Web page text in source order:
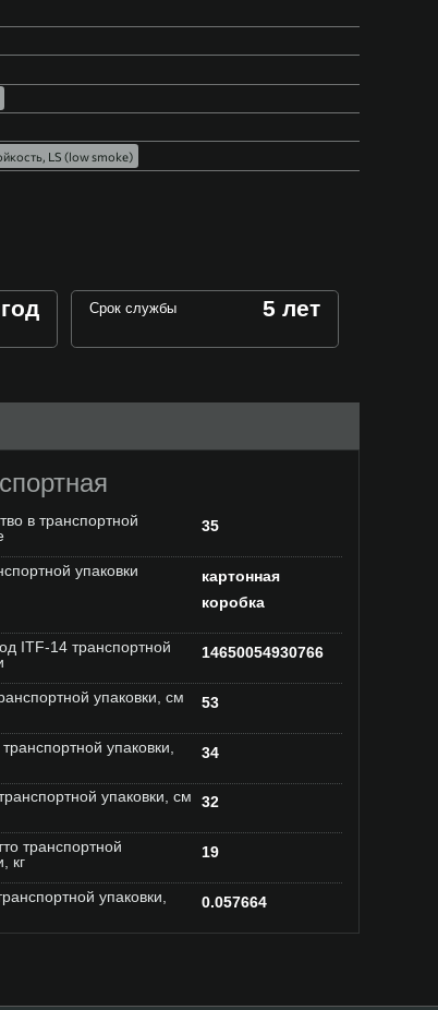
LS (low smoke)
Срок службы 5 лет
в транспортной
35
упаковки
картонная
коробка
ITF-14 транспортной
14650054930766
упаковки, см 53
упаковки,
34
упаковки, см 32
транспортной
кг
19
упаковки,
0.057664